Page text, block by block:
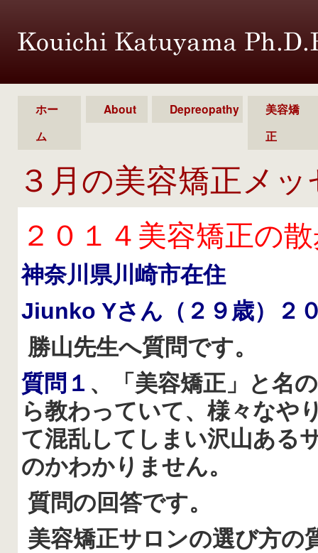
ホー
ム
About Depreopathy
美容矯
正
３月の美容矯正メ
２０１４美容矯正の
神奈川県川崎市在住
Jiunko Yさん（２９歳）２
勝山先生へ質問です。
質問１ 、「美容矯正」と名
ら教わっていて、様々なや
て混乱してしまい沢山ある
のかわかりません。
質問の回答です。
美容矯正サロンの選び方の